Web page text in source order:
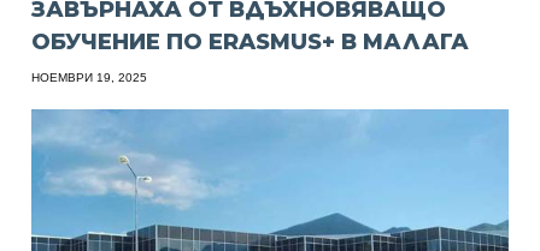
ЗАВЪРНАХА ОТ ВДЪХНОВЯВАЩО
ОБУЧЕНИЕ ПО ERASMUS+ В МАЛАГА
НОЕМВРИ 19, 2025